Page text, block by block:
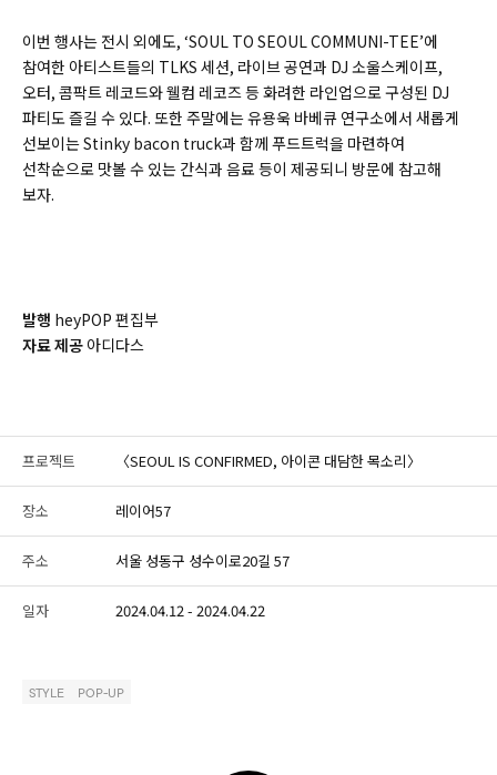
이번 행사는 전시 외에도, ‘SOUL TO SEOUL COMMUNI-TEE’에
참여한 아티스트들의 TLKS 세션, 라이브 공연과 DJ 소울스케이프,
오터, 콤팍트 레코드와 웰컴 레코즈 등 화려한 라인업으로 구성된 DJ
파티도 즐길 수 있다. 또한 주말에는 유용욱 바베큐 연구소에서 새롭게
선보이는 Stinky bacon truck과 함께 푸드트럭을 마련하여
선착순으로 맛볼 수 있는 간식과 음료 등이 제공되니 방문에 참고해
보자.
발행 heyPOP 편집부
자료 제공 아디다스
프로젝트 〈SEOUL IS CONFIRMED, 아이콘 대담한 목소리〉
장소 레이어57
주소 서울 성동구 성수이로20길 57
일자 2024.04.12 - 2024.04.22
STYLE POP-UP